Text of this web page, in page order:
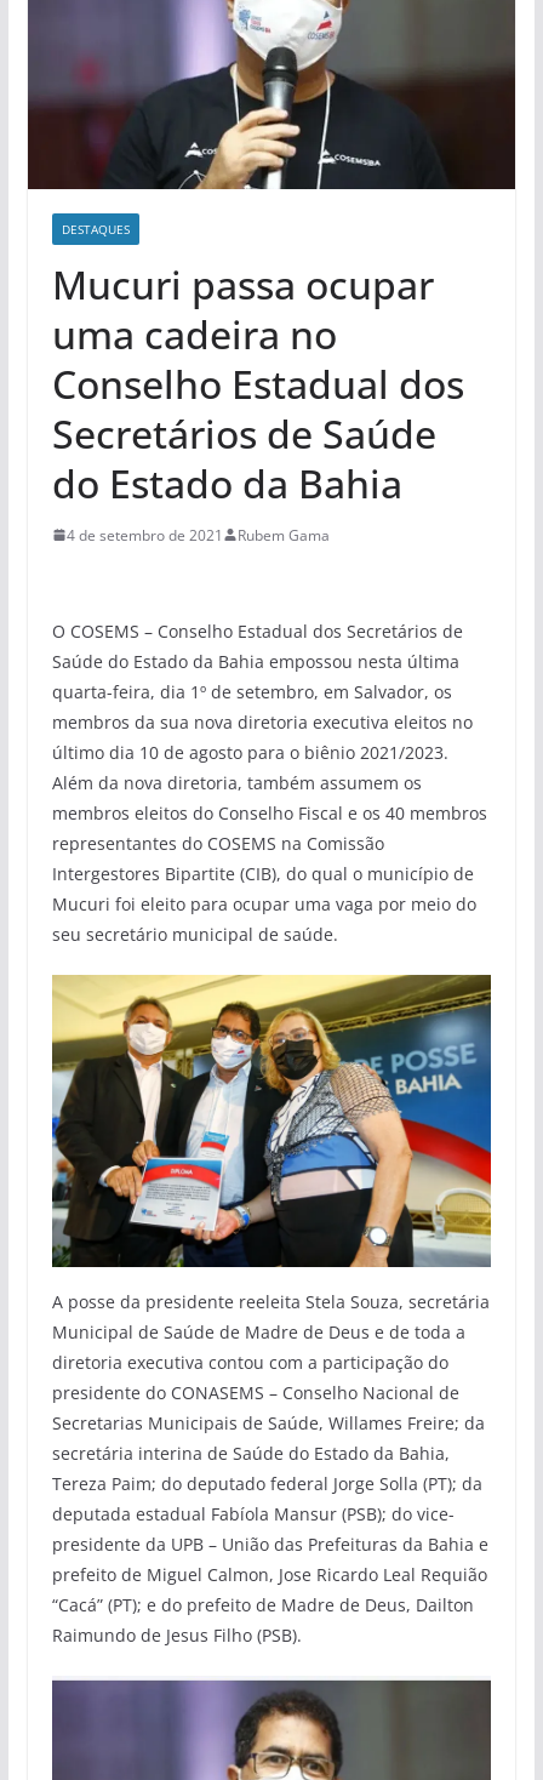
DESTAQUES
Mucuri passa ocupar
uma cadeira no
Conselho Estadual dos
Secretários de Saúde
do Estado da Bahia
4 de setembro de 2021 Rubem Gama
O COSEMS – Conselho Estadual dos Secretários de
Saúde do Estado da Bahia empossou nesta última
quarta-feira, dia 1º de setembro, em Salvador, os
membros da sua nova diretoria executiva eleitos no
último dia 10 de agosto para o biênio 2021/2023.
Além da nova diretoria, também assumem os
membros eleitos do Conselho Fiscal e os 40 membros
representantes do COSEMS na Comissão
Intergestores Bipartite (CIB), do qual o município de
Mucuri foi eleito para ocupar uma vaga por meio do
seu secretário municipal de saúde.
A posse da presidente reeleita Stela Souza, secretária
Municipal de Saúde de Madre de Deus e de toda a
diretoria executiva contou com a participação do
presidente do CONASEMS – Conselho Nacional de
Secretarias Municipais de Saúde, Willames Freire; da
secretária interina de Saúde do Estado da Bahia,
Tereza Paim; do deputado federal Jorge Solla (PT); da
deputada estadual Fabíola Mansur (PSB); do vice-
presidente da UPB – União das Prefeituras da Bahia e
prefeito de Miguel Calmon, Jose Ricardo Leal Requião
“Cacá” (PT); e do prefeito de Madre de Deus, Dailton
Raimundo de Jesus Filho (PSB).